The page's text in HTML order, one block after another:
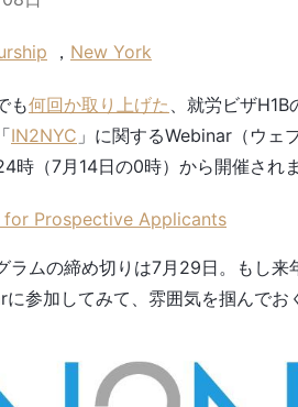
， New York
も何回か取り上げた 、就労ビザ
IN2NYC 」に関するWebinar（ウェ
時（7月14日の0時）から開催されま
for Prospective Applicants
ラムの締め切りは7月29日。もし
に参加してみて、雰囲気を掴んでお